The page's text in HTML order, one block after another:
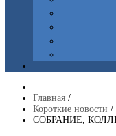
Главная /
Короткие новости /
СОБРАНИЕ,